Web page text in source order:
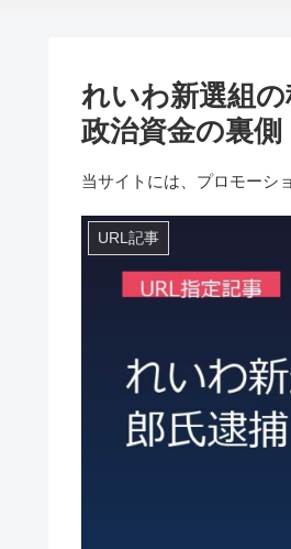
れいわ新選組
政治資金の裏側
当サイトには、プロモーシ
URL記事